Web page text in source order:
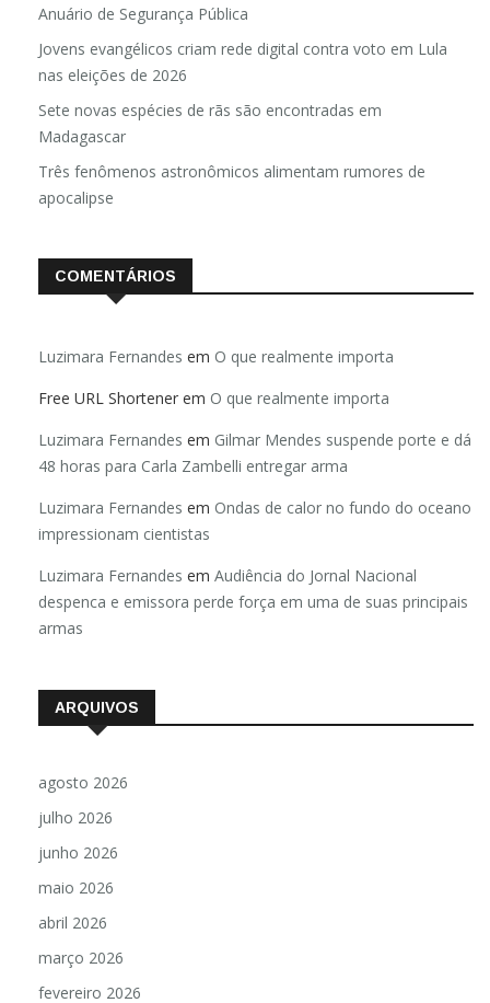
Anuário de Segurança Pública
Jovens evangélicos criam rede digital contra voto em Lula
nas eleições de 2026
Sete novas espécies de rãs são encontradas em
Madagascar
Três fenômenos astronômicos alimentam rumores de
apocalipse
COMENTÁRIOS
Luzimara Fernandes em O que realmente importa
Free URL Shortener em O que realmente importa
Luzimara Fernandes em Gilmar Mendes suspende porte e dá
48 horas para Carla Zambelli entregar arma
Luzimara Fernandes em Ondas de calor no fundo do oceano
impressionam cientistas
Luzimara Fernandes em Audiência do Jornal Nacional
despenca e emissora perde força em uma de suas principais
armas
ARQUIVOS
agosto 2026
julho 2026
junho 2026
maio 2026
abril 2026
março 2026
fevereiro 2026